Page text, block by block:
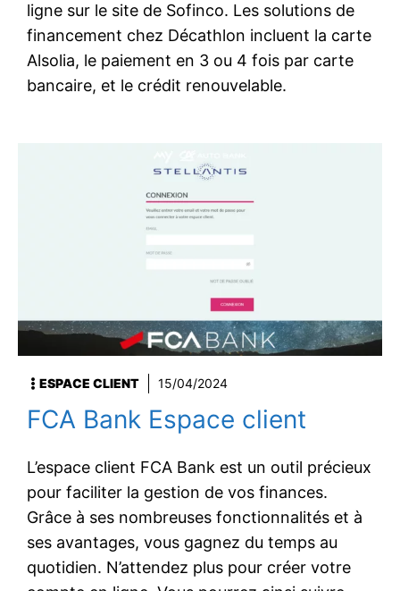
ligne sur le site de Sofinco. Les solutions de
financement chez Décathlon incluent la carte
Alsolia, le paiement en 3 ou 4 fois par carte
bancaire, et le crédit renouvelable.
ESPACE CLIENT 15/04/2024
FCA Bank Espace client
L’espace client FCA Bank est un outil précieux
pour faciliter la gestion de vos finances.
Grâce à ses nombreuses fonctionnalités et à
ses avantages, vous gagnez du temps au
quotidien. N’attendez plus pour créer votre